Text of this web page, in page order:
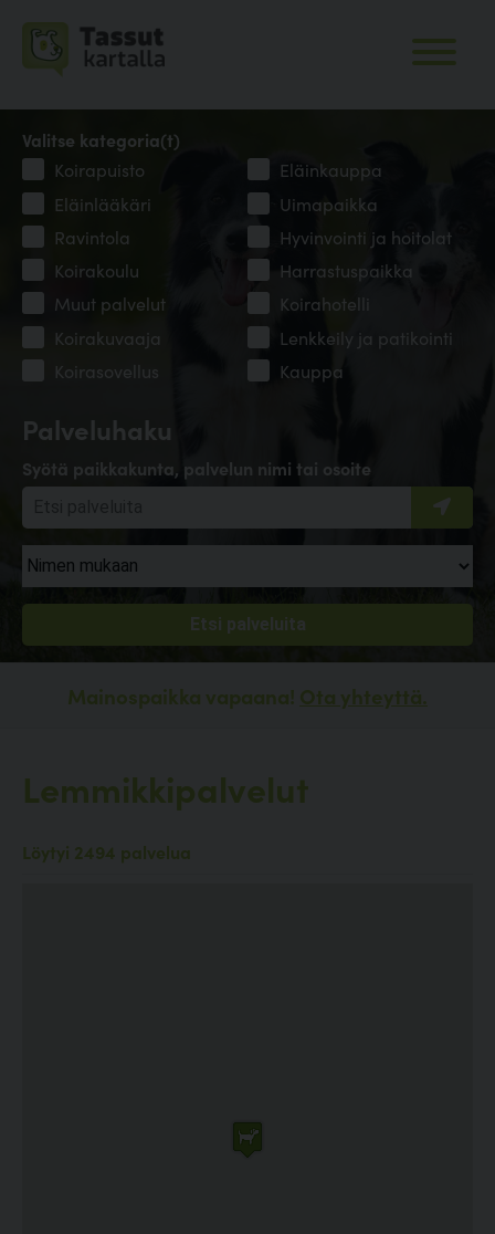
Palveluhaku
Syötä paikkakunta, palvelun nimi tai osoite
Valitse kategoria(t)
Koirapuisto
Eläinkauppa
Eläinlääkäri
Uimapaikka
Ravintola
Hyvinvointi ja hoitolat
Koirakoulu
Harrastuspaikka
Muut palvelut
Koirahotelli
Koirakuvaaja
Lenkkeily ja patikointi
Koirasovellus
Kauppa
Mainospaikka vapaana! Ota yhteyttä.
Lemmikkipalvelut
Löytyi 2494 palvelua